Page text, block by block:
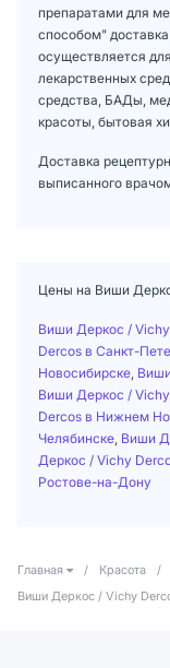
препаратами для
способом"
осуществляется
лекарственных
средства, БАДы,
красоты, бытовая
Доставка
выписанного
Цены на Виши
Виши Деркос /
Dercos в Санкт-
Новосибирске
Виши Деркос /
Dercos в Нижнем
Челябинске Виши
Деркос / Vichy
Ростове-на-Дону
Главная / Красота /
Виши Деркос / Vichy